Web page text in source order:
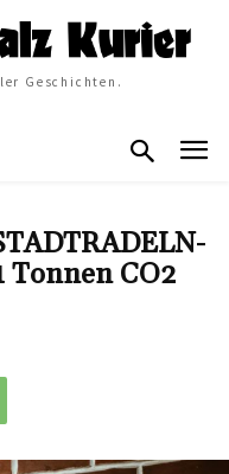
Geschichten.
Tonnen CO2